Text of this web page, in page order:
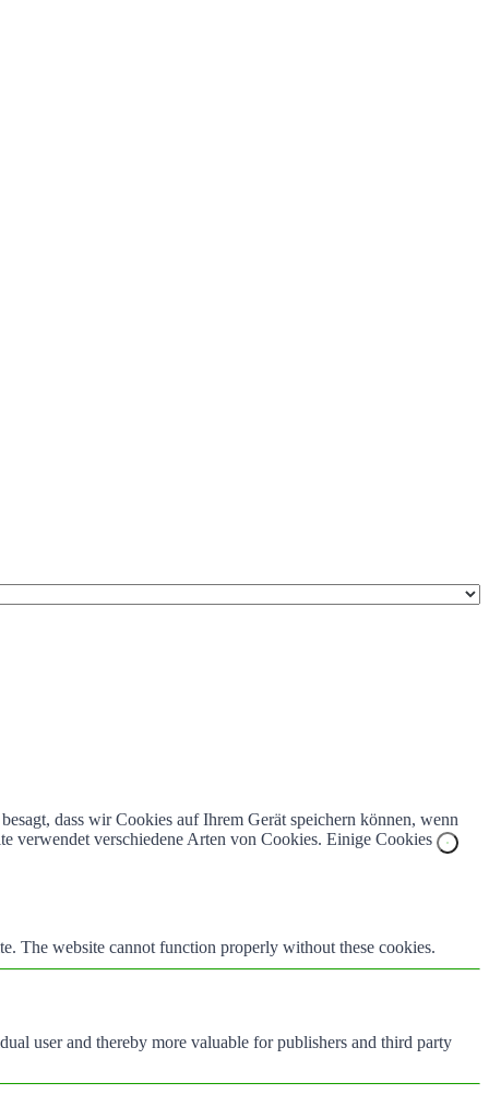
dass wir Cookies auf Ihrem Gerät speichern können, wenn
verwendet verschiedene Arten von Cookies. Einige Cookies
The website cannot function properly without these cookies.
user and thereby more valuable for publishers and third party